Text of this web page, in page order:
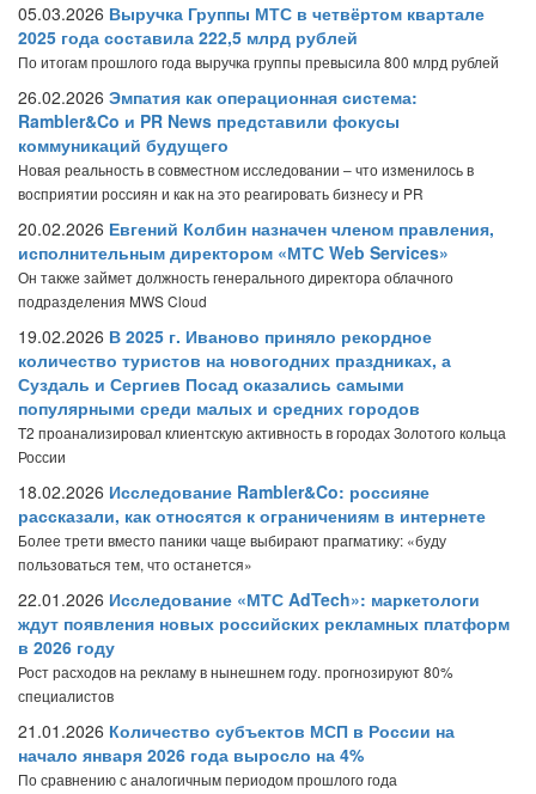
05.03.2026 Выручка Группы МТС в четвёртом квартале
2025 года составила 222,5 млрд рублей
По итогам прошлого года выручка группы превысила 800 млрд рублей
26.02.2026 Эмпатия как операционная система:
Rambler&Co и PR News представили фокусы
коммуникаций будущего
Новая реальность в совместном исследовании – что изменилось в
восприятии россиян и как на это реагировать бизнесу и PR
20.02.2026 Евгений Колбин назначен членом правления,
исполнительным директором «МТС Web Services»
Он также займет должность генерального директора облачного
подразделения MWS Cloud
19.02.2026 В 2025 г. Иваново приняло рекордное
количество туристов на новогодних праздниках, а
Суздаль и Сергиев Посад оказались самыми
популярными среди малых и средних городов
T2 проанализировал клиентскую активность в городах Золотого кольца
России
18.02.2026 Исследование Rambler&Co: россияне
рассказали, как относятся к ограничениям в интернете
Более трети вместо паники чаще выбирают прагматику: «буду
пользоваться тем, что останется»
22.01.2026 Исследование «МТС AdTech»: маркетологи
ждут появления новых российских рекламных платформ
в 2026 году
Рост расходов на рекламу в нынешнем году. прогнозируют 80%
специалистов
21.01.2026 Количество субъектов МСП в России на
начало января 2026 года выросло на 4%
По сравнению с аналогичным периодом прошлого года